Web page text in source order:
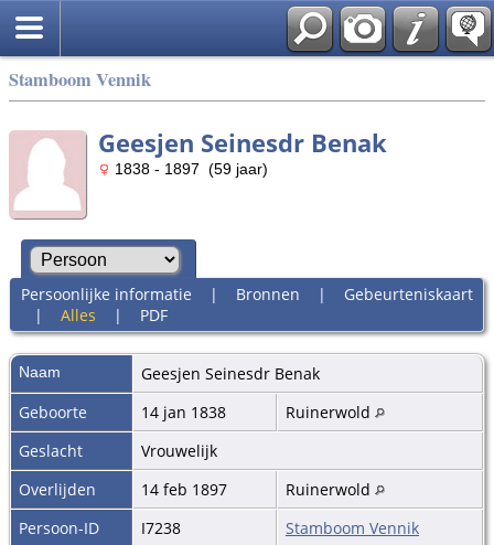
Stamboom Vennik
Geesjen Seinesdr Benak
1838 - 1897 (59 jaar)
Persoonlijke informatie | Bronnen | Gebeurteniskaart
| Alles | PDF
Naam Geesjen Seinesdr Benak
Geboorte
14 jan 1838
Ruinerwold
Geslacht
Vrouwelijk
Overlijden
14 feb 1897
Ruinerwold
Persoon-ID
I7238
Stamboom Vennik